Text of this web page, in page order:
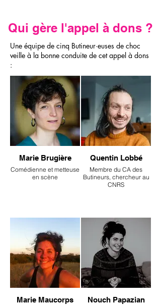
Qui gère l'appel à dons ?
Une équipe de cinq Butineur·euses de choc
veille à la bonne conduite de cet appel à dons
:
Marie Brugière
Comédienne et metteuse
en scène
Quentin Lobbé
Membre du CA des
Butineurs, chercheur au
CNRS
Marie Maucorps Nouch Papazian